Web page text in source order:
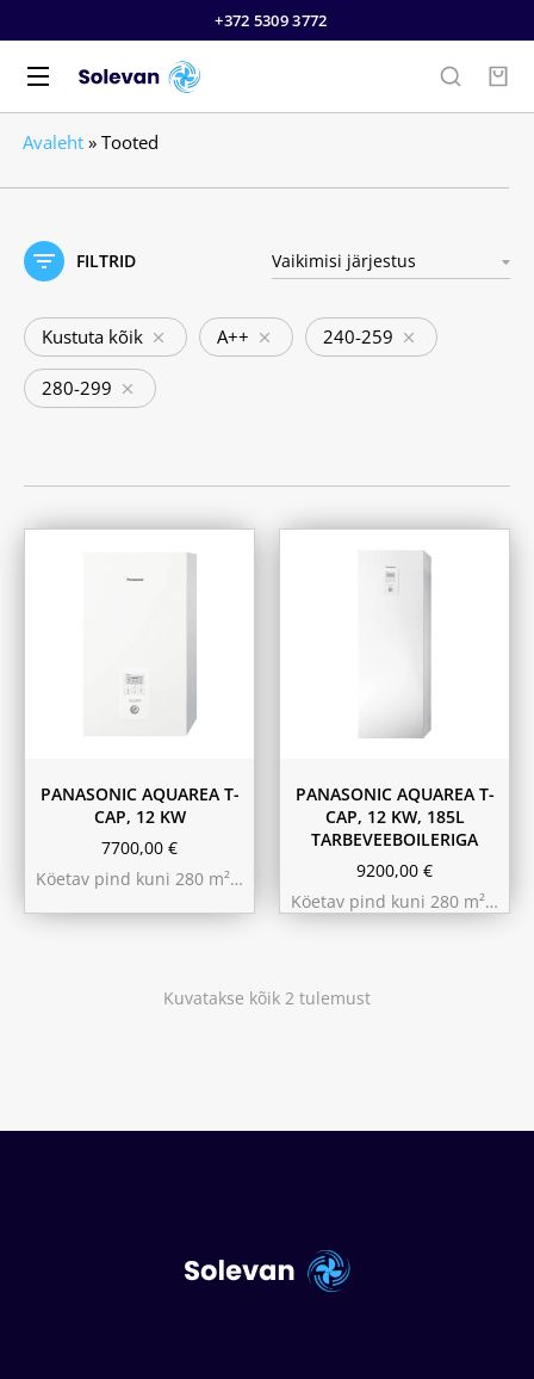
+372 5309 3772
Avaleht » Tooted
FILTRID
Kustuta kõik A++ 240-259
280-299
PANASONIC AQUAREA T-
CAP, 12 KW
7700,00 €
Köetav pind kuni 280 m²…
PANASONIC AQUAREA T-
CAP, 12 KW, 185L
TARBEVEEBOILERIGA
9200,00 €
Köetav pind kuni 280 m²…
Kuvatakse kõik 2 tulemust